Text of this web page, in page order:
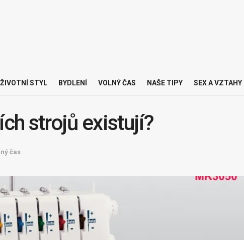
STYL BYDLENÍ VOLNÝ ČAS NAŠE TIPY SEX A VZTAHY
strojů existují?
čas